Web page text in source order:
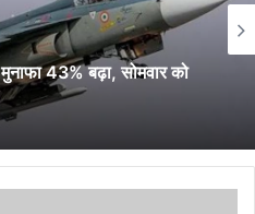
43% बढ़ा, सोमवार को